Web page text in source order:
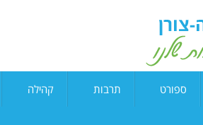
ספורט תרבות קהילה